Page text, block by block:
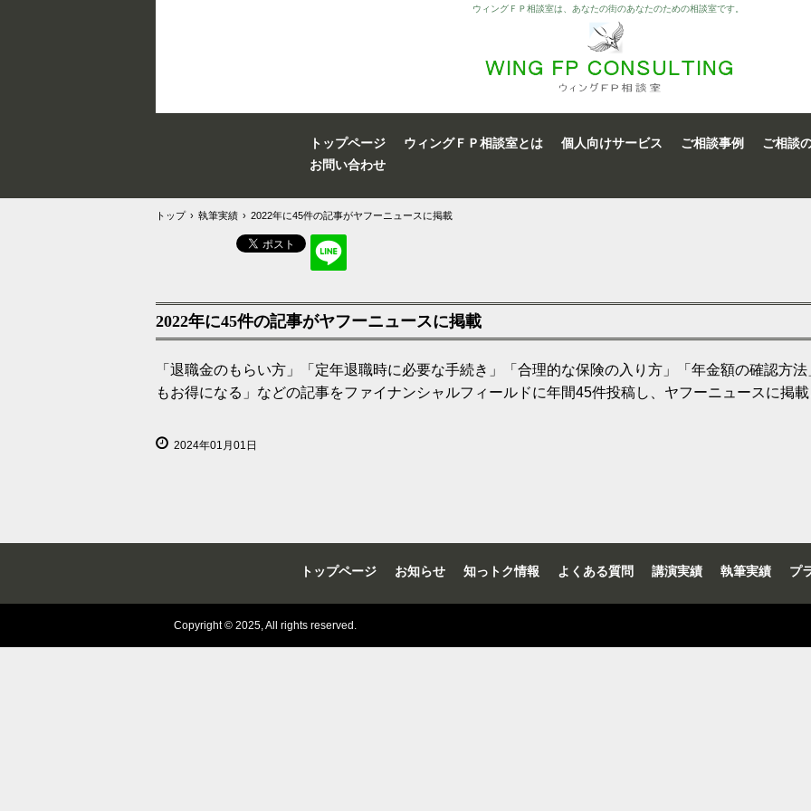
ウィングＦＰ相談室は、あなたの街のあなたのための相談室です。
トップページ ウィングＦＰ相談室とは 個人向けサービス ご相談事例 ご相談
お問い合わせ
トップ › 執筆実績 › 2022年に45件の記事がヤフーニュースに掲載
2022年に45件の記事がヤフーニュースに掲載
「退職金のもらい方」「定年退職時に必要な手続き」「合理的な保険の入り方」「年金額の確認方
もお得になる」などの記事をファイナンシャルフィールドに年間45件投稿し、ヤフーニュースに掲載
2024年01月01日
トップページ お知らせ 知っトク情報 よくある質問 講演実績 執筆実績 プ
Copyright © 2025, All rights reserved.